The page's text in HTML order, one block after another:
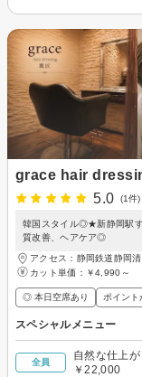
grace hair
5.0
(1件)
韓国スタイル◎★新静岡駅
質改善、ヘアケア◎
アクセス：静岡鉄道静岡
カット単価： ￥4,990～
◎ 本日空席あり ポイント
スペシャルメニュー
全員
自然な仕上
￥22,000